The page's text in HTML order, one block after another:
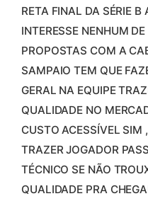
RETA FINAL DA SÉRIE
INTERESSE NENHUM
PROPOSTAS COM A
SAMPAIO TEM QUE
GERAL NA EQUIPE
QUALIDADE NO
CUSTO ACESSÍVEL SIM
TRAZER JOGADOR
TÉCNICO SE NÃO
QUALIDADE PRA